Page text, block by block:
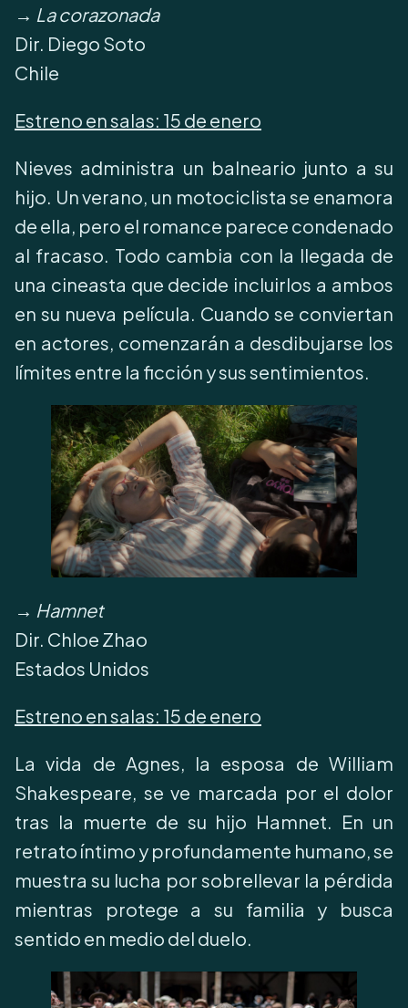
→ La corazonada
Dir. Diego Soto
Chile
Estreno en salas: 15 de enero
Nieves administra un balneario junto a su
hijo. Un verano, un motociclista se enamora
de ella, pero el romance parece condenado
al fracaso. Todo cambia con la llegada de
una cineasta que decide incluirlos a ambos
en su nueva película. Cuando se conviertan
en actores, comenzarán a desdibujarse los
límites entre la ficción y sus sentimientos.
→ Hamnet
Dir. Chloe Zhao
Estados Unidos
Estreno en salas: 15 de enero
La vida de Agnes, la esposa de William
Shakespeare, se ve marcada por el dolor
tras la muerte de su hijo Hamnet. En un
retrato íntimo y profundamente humano, se
muestra su lucha por sobrellevar la pérdida
mientras protege a su familia y busca
sentido en medio del duelo.